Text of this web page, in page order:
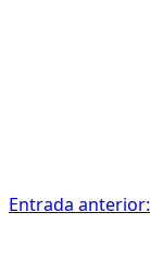
Entrada anterior: